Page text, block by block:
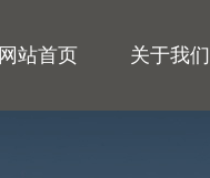
网站首页 关于我们